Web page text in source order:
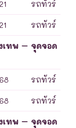
รถทัวร์
รถทัวร์
เทพ – จุดจอด
รถทัวร์
รถทัวร์
เทพ – จุดจอด